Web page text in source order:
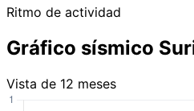
Ritmo de actividad
Gráfico sísmico
Vista de 12 meses